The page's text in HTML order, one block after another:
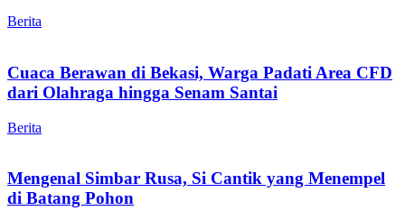
Berita
Cuaca Berawan di Bekasi, Warga Padati Area CFD
dari Olahraga hingga Senam Santai
Berita
Mengenal Simbar Rusa, Si Cantik yang Menempel
di Batang Pohon